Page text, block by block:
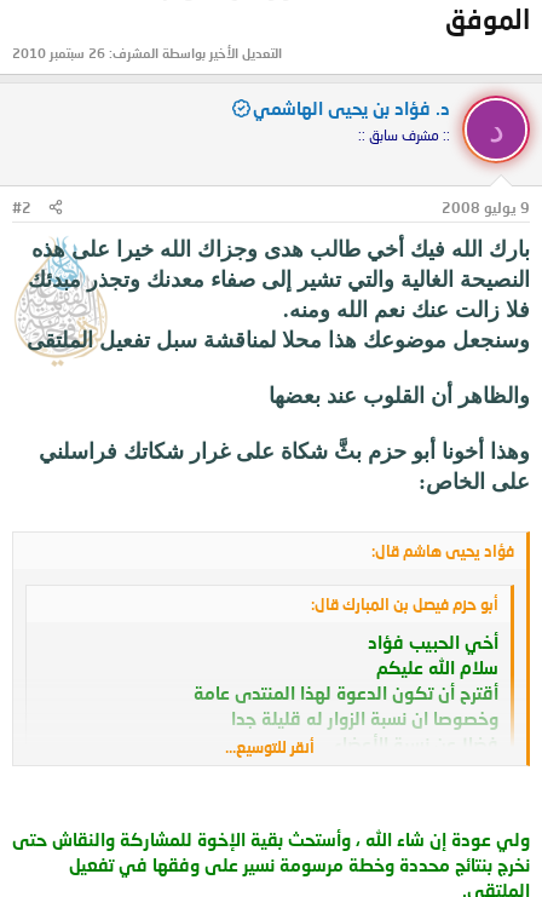
الموفق
التعديل الأخير بواسطة المشرف: 26 سبتمبر 2010
د
د. فؤاد بن يحيى الهاشمي
:: مشرف سابق ::
9 يوليو 2008 #2
بارك الله فيك أخي طالب هدى وجزاك الله خيرا على هذه
النصيحة الغالية والتي تشير إلى صفاء معدنك وتجذر مبدئك
فلا زالت عنك نعم الله ومنه.
وسنجعل موضوعك هذا محلا لمناقشة سبل تفعيل الملتقى
والظاهر أن القلوب عند بعضها
وهذا أخونا أبو حزم بثَّ شكاة على غرار شكاتك فراسلني
على الخاص:
فؤاد يحيى هاشم قال:
أبو حزم فيصل بن المبارك قال:
أخي الحبيب فؤاد
سلام الله عليكم
أقترح أن تكون الدعوة لهذا المنتدى عامة
وخصوصا ان نسبة الزوار له قليلة جدا
فضلا عن نسبة الأعضاء
و الله أعلم
فأجبته:
أنقر للتوسيع...
ولي عودة إن شاء الله ، وأستحث بقية الإخوة للمشاركة والنقاش حتى
نخرج بنتائج محددة وخطة مرسومة نسير على وفقها في تفعيل
الملتقى.